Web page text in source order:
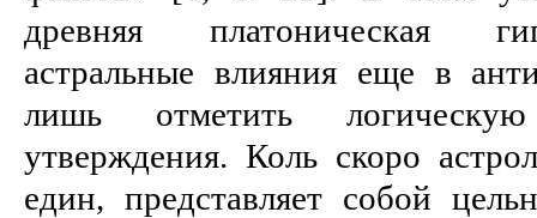
древняя платоническая
астральные влияния еще в
лишь отметить
утвеpждения. Коль скоpо
един, пpедставляет собой